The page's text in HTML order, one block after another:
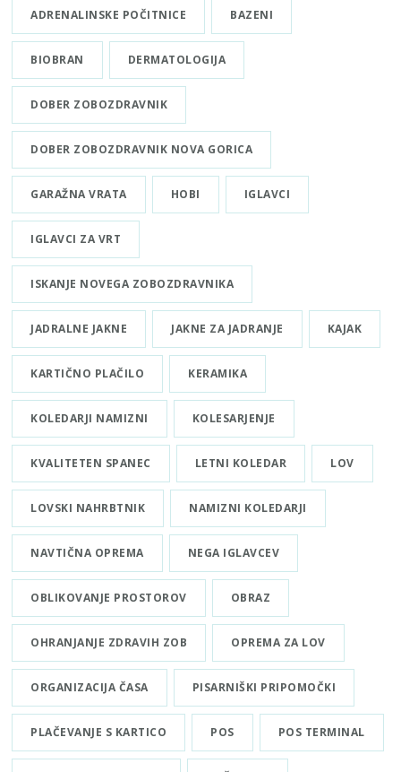
ADRENALINSKE POČITNICE BAZENI
BIOBRAN DERMATOLOGIJA
DOBER ZOBOZDRAVNIK
DOBER ZOBOZDRAVNIK NOVA GORICA
GARAŽNA VRATA HOBI IGLAVCI
IGLAVCI ZA VRT
ISKANJE NOVEGA ZOBOZDRAVNIKA
JADRALNE JAKNE JAKNE ZA JADRANJE KAJAK
KARTIČNO PLAČILO KERAMIKA
KOLEDARJI NAMIZNI KOLESARJENJE
KVALITETEN SPANEC LETNI KOLEDAR LOV
LOVSKI NAHRBTNIK NAMIZNI KOLEDARJI
NAVTIČNA OPREMA NEGA IGLAVCEV
OBLIKOVANJE PROSTOROV OBRAZ
OHRANJANJE ZDRAVIH ZOB OPREMA ZA LOV
ORGANIZACIJA ČASA PISARNIŠKI PRIPOMOČKI
PLAČEVANJE S KARTICO POS POS TERMINAL